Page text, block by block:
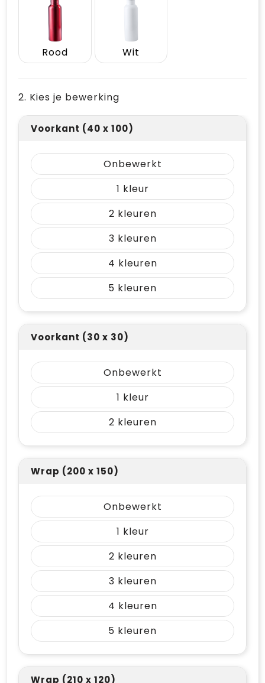
Rood Wit
2. Kies je bewerking
Voorkant (40 x 100)
Onbewerkt
1
2
3
4
5
Voorkant (30 x 30)
Onbewerkt
1
2
Wrap (200 x 150)
Onbewerkt
1
2
3
4
5
Wrap (210 x 120)